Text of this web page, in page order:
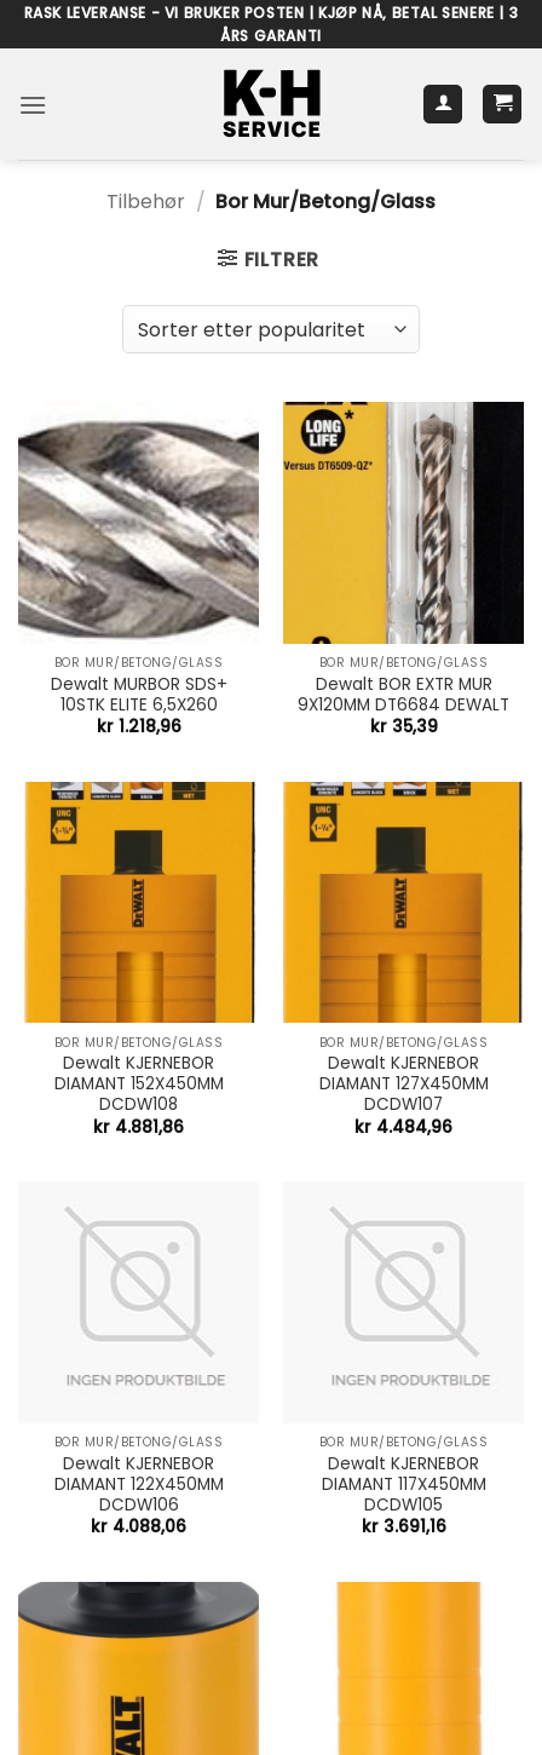
Skip
to
RASK LEVERANSE - VI BRUKER POSTEN | KJØP NÅ, BETAL SENERE | 3
ÅRS GARANTI
Tilbehør / Bor Mur/Betong/Glass
FILTRER
BOR MUR/BETONG/GLASS
Dewalt MURBOR SDS+
10STK ELITE 6,5X260
kr1.218,96
BOR MUR/BETONG/GLASS
Dewalt BOR EXTR MUR
9X120MM DT6684 DEWALT
kr35,39
BOR MUR/BETONG/GLASS
Dewalt KJERNEBOR
DIAMANT 152X450MM
DCDW108
kr 4.881,86
BOR MUR/BETONG/GLASS
Dewalt KJERNEBOR
DIAMANT 127X450MM
DCDW107
kr 4.484,96
BOR MUR/BETONG/GLASS
Dewalt KJERNEBOR
DIAMANT 122X450MM
DCDW106
kr 4.088,06
BOR MUR/BETONG/GLASS
Dewalt KJERNEBOR
DIAMANT 117X450MM
DCDW105
kr3.691,16